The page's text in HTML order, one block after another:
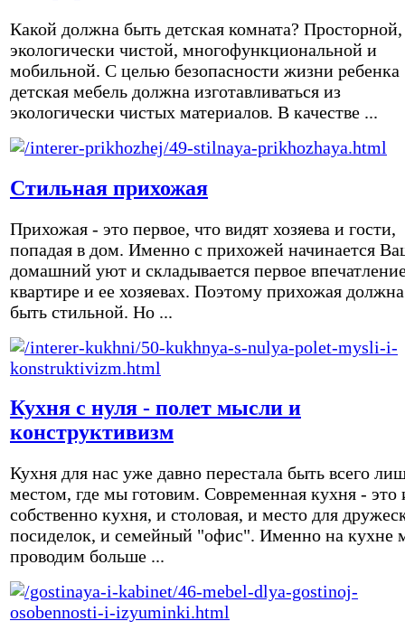
Какой должна быть детская комната? Просторной,
экологически чистой, многофункциональной и
мобильной. С целью безопасности жизни ребенка
детская мебель должна изготавливаться из
экологически чистых материалов. В качестве ...
Стильная прихожая
Прихожая - это первое, что видят хозяева и гости,
попадая в дом. Именно с прихожей начинается
домашний уют и складывается первое
квартире и ее хозяевах. Поэтому прихожая должна
быть стильной. Но ...
Кухня с нуля - полет мысли и
конструктивизм
Кухня для нас уже давно перестала быть всего
местом, где мы готовим. Современная кухня - это
собственно кухня, и столовая, и место для
посиделок, и семейный "офис". Именно на кухне
проводим больше ...